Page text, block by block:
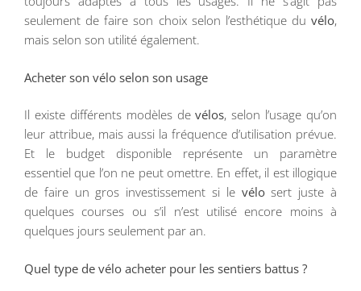
seulement de faire son choix selon l’esthétique du vélo,
mais selon son utilité également.
Acheter son vélo selon son usage
Il existe différents modèles devélos, selon l’usage qu’on
leur attribue, mais aussi la fréquence d’utilisation prévue.
Et le budget disponible représente un paramètre
essentiel que l’on ne peut omettre. En effet, il est illogique
de faire un gros investissement si le vélosert juste à
quelques courses ou s’il n’est utilisé encore moins à
quelques jours seulement par an.
Quel type de vélo acheter pour les sentiers battus ?